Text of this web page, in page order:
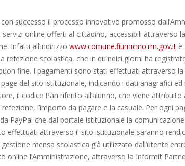
successo il processo innovativo promosso
online offerti al cittadino, accessibili attraverso
Infatti all’indirizzo www.comune.fiumicino.rm.gov.it è
refezione scolastica, che in quindici giorni ha
fine. I pagamenti sono stati effettuati attraverso
page del sito istituzionale, indicando i dati anagrafici
il codice Pan riferito all’alunno, che viene attribuito
refezione, l’importo da pagare e la casuale. Per ogni
PayPal che dal portale istituzionale la
effettuati attraverso il sito istituzionale saranno
mensa scolastica già utilizzato dall’utente
online l’Amministrazione, attraverso la Informit